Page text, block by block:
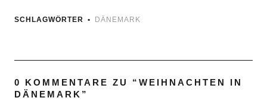
SCHLAGWÖRTER DÄNEMARK
0 KOMMENTARE ZU “ WEIHNACHTEN IN
DÄNEMARK ”